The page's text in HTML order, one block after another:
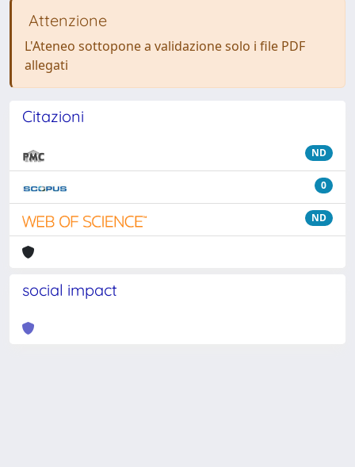
Attenzione
L'Ateneo sottopone a validazione solo i file PDF
allegati
Citazioni
ND
0
ND
social impact